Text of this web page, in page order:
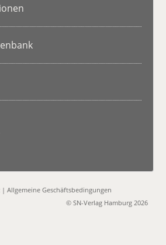
|Allgemeine Geschäftsbedingungen
© SN-Verlag Hamburg 2026